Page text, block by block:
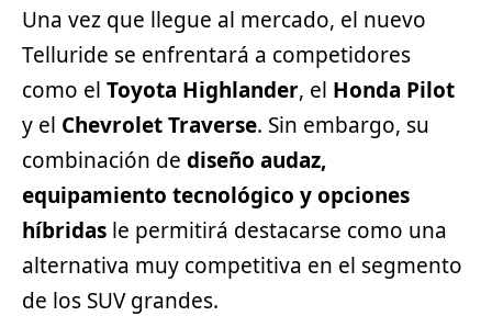
Una vez que llegue al mercado, el nuevo
Telluride se enfrentará a competidores
como el Toyota Highlander, el Honda Pilot
y el Chevrolet Traverse. Sin embargo, su
combinación de diseño audaz,
equipamiento tecnológico y opciones
híbridas le permitirá destacarse como una
alternativa muy competitiva en el segmento
de los SUV grandes.